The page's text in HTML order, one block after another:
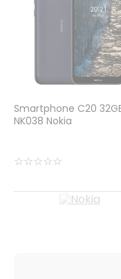
Smartphone C20
NK038 Nokia
☆☆☆☆☆